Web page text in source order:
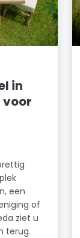
in
voor
een
of
ziet u
terug.